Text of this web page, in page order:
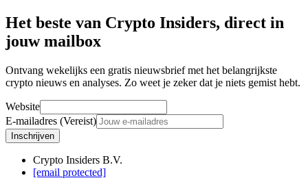
Het beste van Crypto Insiders, direct in
jouw mailbox
Ontvang wekelijks een gratis nieuwsbrief met het belangrijkste
crypto nieuws en analyses. Zo weet je zeker dat je niets gemist hebt.
Website
E-mailadres (Vereist)
Inschrijven
Crypto Insiders B.V.
[email protected]